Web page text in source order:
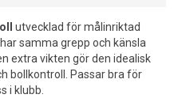
utvecklad för målinriktad
samma grepp och känsla
extra vikten gör den idealisk
bollkontroll. Passar bra för
i klubb.